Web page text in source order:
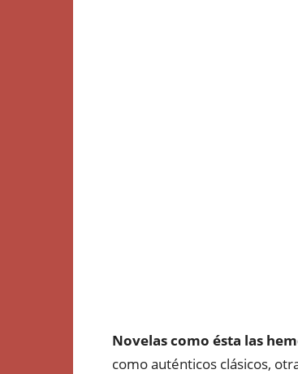
Novelas como ésta las
como auténticos clásicos,